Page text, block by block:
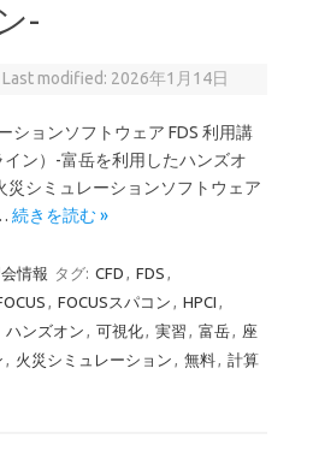
-
Last modified: 2026年1月14日
ションソフトウェア FDS 利用講
ン）-富岳を利用したハンズオ
災シミュレーションソフトウェア
続きを読む »
情報 タグ: CFD , FDS ,
, FOCUSスパコン , HPCI ,
ハンズオン , 可視化, 実習 , 富岳, 座
, 火災シミュレーション , 無料, 計算